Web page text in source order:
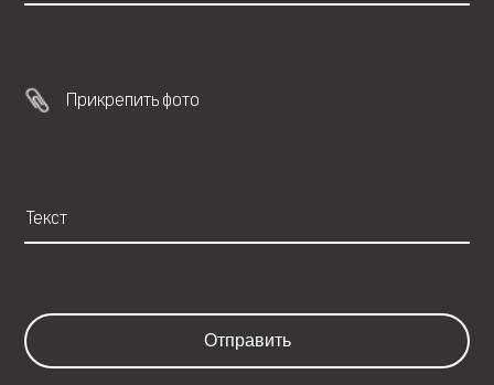
Прикрепить фото
Отправить